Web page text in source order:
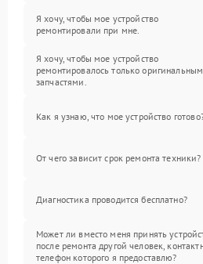
Я хочу, чтобы мое устройство
ремонтировали при мне.
Я хочу, чтобы мое устройство
ремонтировалось только
запчастями.
Как я узнаю, что мое устройство
От чего зависит срок ремонта техники?
Диагностика проводится бесплатно?
Может ли вместо меня принять
после ремонта другой человек,
телефон которого я предоставлю?